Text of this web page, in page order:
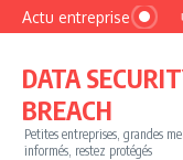
Aller au contenu
Actu entrepriseMyPhoto :
DATA
BREACH
Petites entreprises, grandes
informés, restez protégés